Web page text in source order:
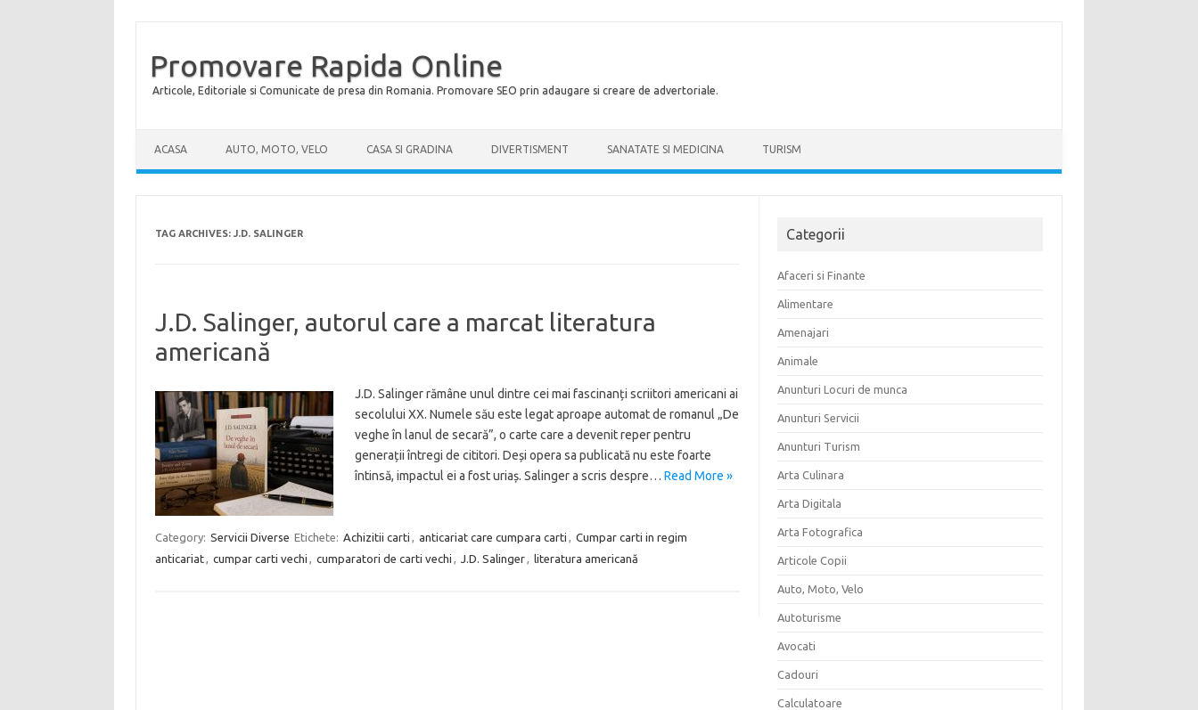
Promovare Rapida Online
Articole, Editoriale si Comunicate de presa din Romania. Promovare SEO prin adaugare si creare de advertoriale.
ACASA AUTO, MOTO, VELO CASA SI GRADINA DIVERTISMENT SANATATE SI MEDICINA TURISM
TAG ARCHIVES: J.D. SALINGER
J.D. Salinger, autorul care a marcat literatura
americană
J.D. Salinger rămâne unul dintre cei mai fascinanți scriitori americani ai
secolului XX. Numele său este legat aproape automat de romanul „De
veghe în lanul de secară”, o carte care a devenit reper pentru
generații întregi de cititori. Deși opera sa publicată nu este foarte
întinsă, impactul ei a fost uriaș. Salinger a scris despre… Read More »
Category: Servicii Diverse Etichete: Achizitii carti , anticariat care cumpara carti , Cumpar carti in regim
anticariat, cumpar carti vechi , cumparatori de carti vechi , J.D. Salinger, literatura americană
Categorii
Afaceri si Finante
Alimentare
Amenajari
Animale
Anunturi Locuri de munca
Anunturi Servicii
Anunturi Turism
Arta Culinara
Arta Digitala
Arta Fotografica
Articole Copii
Auto, Moto, Velo
Autoturisme
Avocati
Cadouri
Calculatoare